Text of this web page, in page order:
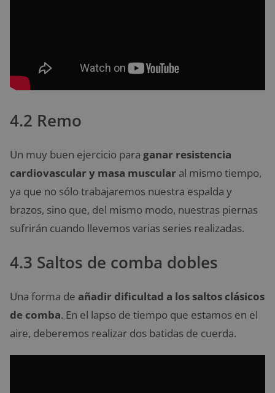
4.2 Remo
Un muy buen ejercicio para ganar resistencia
cardiovascular y masa muscular al mismo tiempo,
ya que no sólo trabajaremos nuestra espalda y
brazos, sino que, del mismo modo, nuestras piernas
sufrirán cuando llevemos varias series realizadas.
4.3 Saltos de comba dobles
Una forma de añadir dificultad a los saltos clásicos
de comba. En el lapso de tiempo que estamos en el
aire, deberemos realizar dos batidas de cuerda.